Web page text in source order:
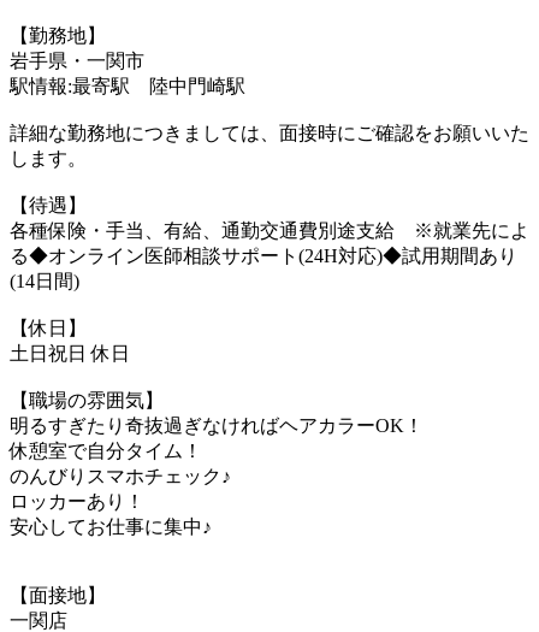
【勤務地】
岩手県・一関市
駅情報:最寄駅 陸中門崎駅
詳細な勤務地につきましては、面接時にご確認をお願いいた
します。
【待遇】
各種保険・手当、有給、通勤交通費別途支給 ※就業先によ
る◆オンライン医師相談サポート(24H対応)◆試用期間あり
(14日間)
【休日】
土日祝日 休日
【職場の雰囲気】
明るすぎたり奇抜過ぎなければヘアカラーOK！
休憩室で自分タイム！
のんびりスマホチェック♪
ロッカーあり！
安心してお仕事に集中♪
【面接地】
一関店